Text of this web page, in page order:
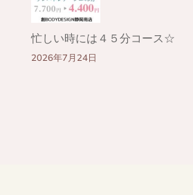
忙しい時には４５分コース☆
2026年7月24日